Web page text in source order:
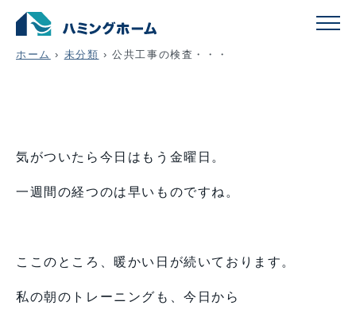
公共工事の検査・・・
ホーム › 未分類 › 公共工事の検査・・・
気がついたら今日はもう金曜日。
一週間の経つのは早いものですね。
ここのところ、暖かい日が続いております。
私の朝のトレーニングも、今日から